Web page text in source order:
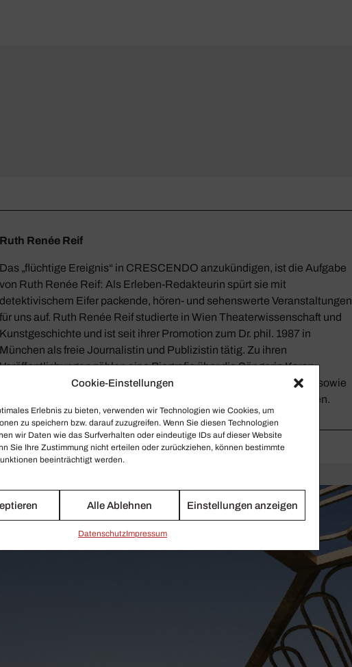
Cookie-Einstellungen
Erlebnis zu bieten, verwenden wir Technologien wie Cookies, um
zu speichern bzw. darauf zuzugreifen. Wenn Sie diesen Technologien
wir Daten wie das Surfverhalten oder eindeutige IDs auf dieser Website
Sie Ihre Zustimmung nicht erteilen oder zurückziehen, können bestimmte
beeinträchtigt werden.
Alle Ablehnen Einstellungen anzeigen
Daten­schutzImpressum
Ruth Renée Reif
Das „flüchtige Ereignis“ in CRESCENDO anzukündigen, ist die Aufgabe
von Ruth Renée Reif: Als Erleben-Redakteurin spürt sie mit
detektivischem Eifer packende, hören- und sehenswerte Veranstaltungen
für uns auf. Ruth Renée Reif studierte in Wien Theaterwissenschaft und
Kunstgeschichte und ist seit ihrer Promotion zum Dr. phil. 1987 in
München als freie Journalistin und Publizistin tätig. Zu ihren
zählen eine Biografie über die Sängerin Karan
Armstrong, ein historisches Porträt der Stuttgarter Philharmoniker sowie
zahlreiche Gespräche mit Musikern, Schriftstellern und Philosophen.